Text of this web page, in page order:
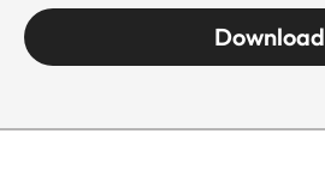
Download